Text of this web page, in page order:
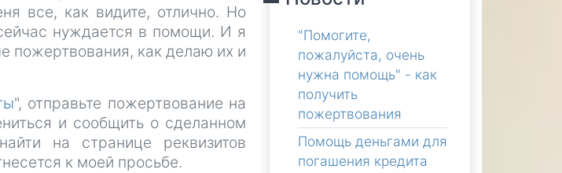
все, как видите, отлично. Но
нуждается в помощи. И я
пожертвования, как делаю их и
", отправьте пожертвование на
и сообщить о сделанном
на странице реквизитов
к моей просьбе.
"Помогите,
пожалуйста, очень
нужна помощь" - как
получить
пожертвования
Помощь деньгами для
погашения кредита